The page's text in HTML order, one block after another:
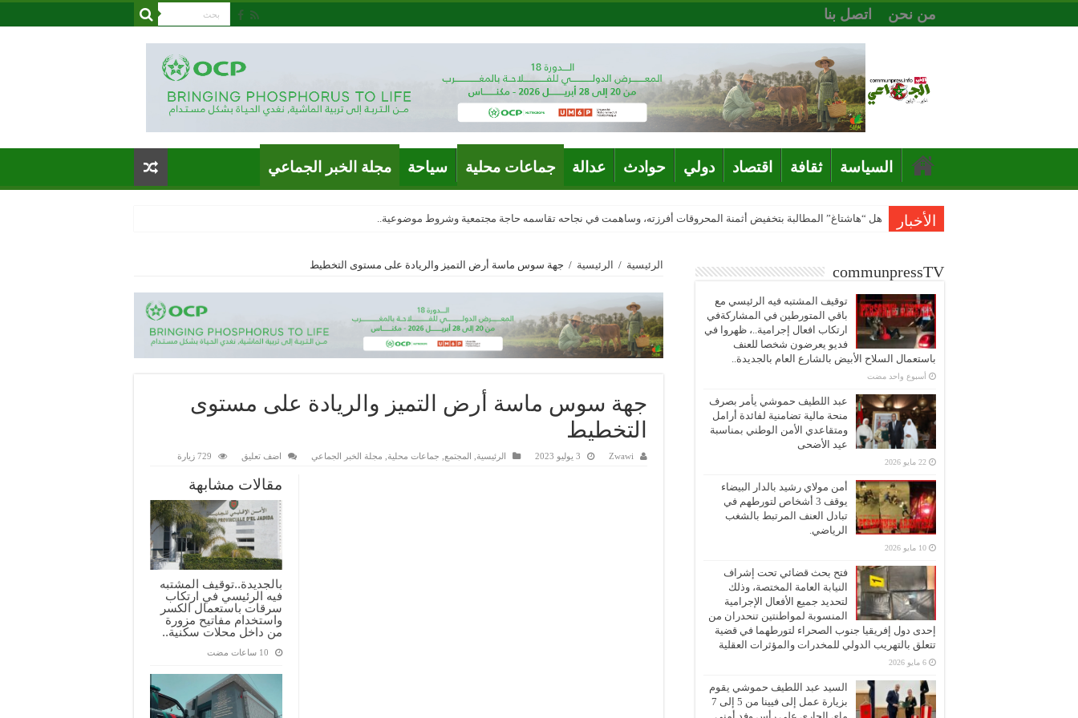
من نحن اتصل بنا
السياسة ثقافة اقتصاد دولي حوادث عدالة جماعات محلية سياحة مجلة الخبر الجماعي
الأخبار هل “هاشتاغ” المطالبة بتخفيض أثمنة المحروقات أفرزته، وساهمت في نجاحه تقاسمه حاجة مجتمعية وشروط موضوعية..
الرئيسية / الرئيسية / جهة سوس ماسة أرض التميز والريادة على مستوى التخطيط
جهة سوس ماسة أرض التميز والريادة على مستوى
التخطيط
Zwawi 3 يوليو 2023 الرئيسية المجتمع جماعات محلية مجلة الخبر الجماعي اضف تعليق 729 زيارة
مقالات مشابهة
بالجديدة..توقيف المشتبه
فيه الرئيسي في ارتكاب
سرقات باستعمال الكسر
واستخدام مفاتيح مزورة
من داخل محلات سكنية..
communpressTV
توقيف المشتبه فيه الرئيسي مع
باقي المتورطين في المشاركةفي
ارتكاب افعال إجرامية..، ظهروا في
فديو يعرضون شخصا للعنف
باستعمال السلاح الأبيض بالشارع العام بالجديدة..
‏أسبوع واحد مضت
عبد اللطيف حموشي يأمر بصرف
منحة مالية تضامنية لفائدة أرامل
ومتقاعدي الأمن الوطني بمناسبة
عيد الأضحى
22 مايو 2026
أمن مولاي رشيد بالدار البيضاء
يوقف 3 أشخاص لتورطهم في
تبادل العنف المرتبط بالشغب
الرياضي.
10 مايو 2026
فتح بحث قضائي تحت إشراف
النيابة العامة المختصة، وذلك
لتحديد جميع الأفعال الإجرامية
المنسوبة لمواطنتين تنحدران من
إحدى دول إفريقيا جنوب الصحراء لتورطهما في قضية
تتعلق بالتهريب الدولي للمخدرات والمؤثرات العقلية
6 مايو 2026
السيد عبد اللطيف حموشي يقوم
بزيارة عمل إلى فيينا من 5 إلى 7